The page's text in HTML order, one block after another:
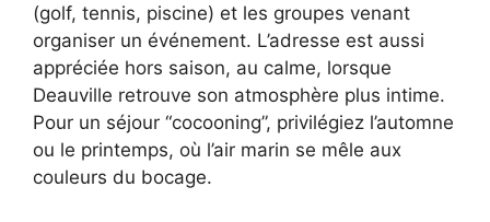
(golf, tennis, piscine) et les groupes venant
organiser un événement. L’adresse est aussi
appréciée hors saison, au calme, lorsque
Deauville retrouve son atmosphère plus intime.
Pour un séjour “cocooning”, privilégiez l’automne
ou le printemps, où l’air marin se mêle aux
couleurs du bocage.